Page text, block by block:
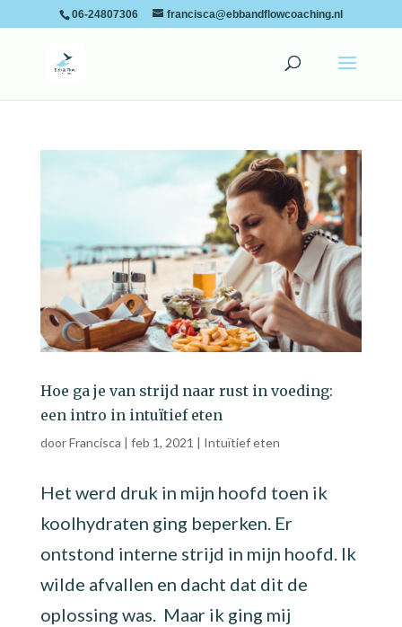
06-24807306 francisca@ebbandflowcoaching.nl
Hoe ga je van strijd naar rust in voeding:
een intro in intuïtief eten
doorFrancisca feb 1, 2021 Intuïtief eten
Het werd druk in mijn hoofd toen ik
koolhydraten ging beperken. Er
ontstond interne strijd in mijn hoofd. Ik
wilde afvallen en dacht dat dit de
oplossing was. Maar ik ging mij